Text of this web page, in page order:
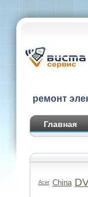
ремонт
Главная
Acer China